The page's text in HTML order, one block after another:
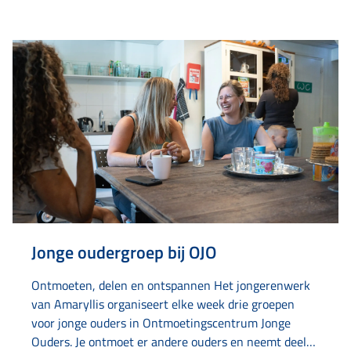
Jonge oudergroep bij OJO
Ontmoeten, delen en ontspannen Het jongerenwerk
van Amaryllis organiseert elke week drie groepen
voor jonge ouders in Ontmoetingscentrum Jonge
Ouders. Je ontmoet er andere ouders en neemt deel